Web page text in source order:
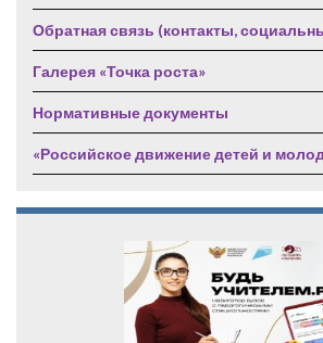
Обратная связь (контакты,
Галерея «Точка роста»
Нормативные документы
«Российское движение детей и